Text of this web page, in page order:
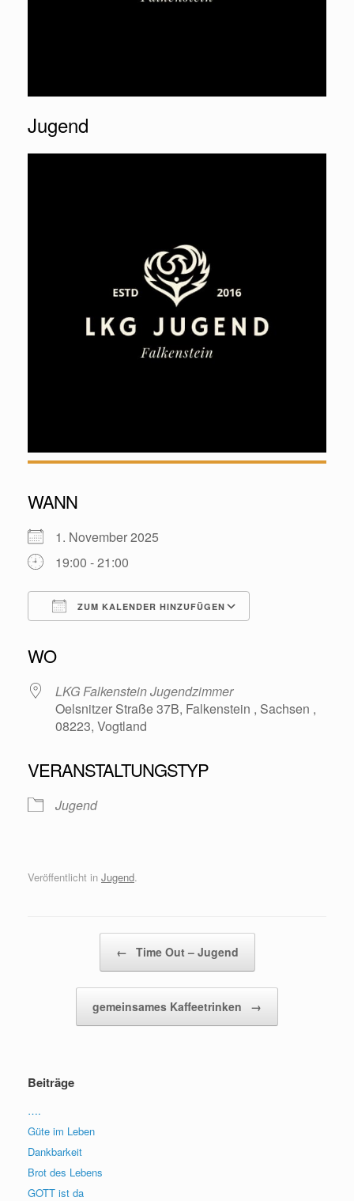
Jugend
WANN
1. November 2025
19:00 - 21:00
ZUM KALENDER HINZUFÜGEN
WO
LKG Falkenstein Jugendzimmer
Oelsnitzer Straße 37B, Falkenstein , Sachsen ,
08223, Vogtland
VERANSTALTUNGSTYP
Jugend
Veröffentlicht in Jugend.
← Time Out – Jugend
gemeinsames Kaffeetrinken →
Beiträge
….
Güte im Leben
Dankbarkeit
Brot des Lebens
GOTT ist da